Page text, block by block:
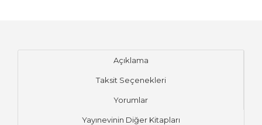
Açıklama
Taksit Seçenekleri
Yorumlar
Yayınevinin Diğer Kitapları